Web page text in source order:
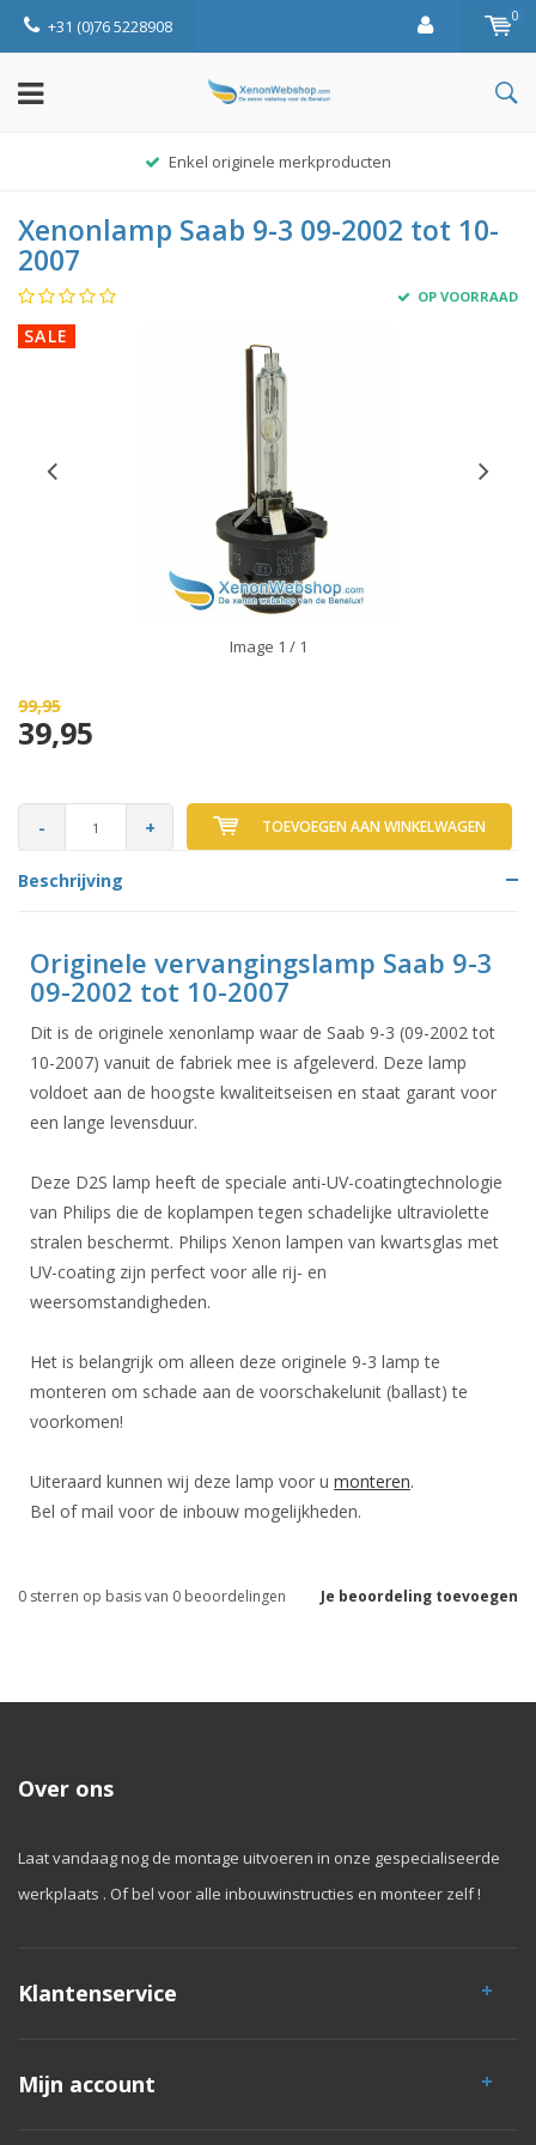
+31 (0)76 5228908 0
Enkel originele merkproducten
Xenonlamp Saab 9-3 09-2002 tot 10-
2007
OP VOORRAAD
SALE
Image 1 / 1
99,95
39,95
- + TOEVOEGEN AAN WINKELWAGEN
Beschrijving
Originele vervangingslamp Saab 9-3
09-2002 tot 10-2007
Dit is de originele xenonlamp waar de Saab 9-3 (09-2002 tot
10-2007) vanuit de fabriek mee is afgeleverd. Deze lamp
voldoet aan de hoogste kwaliteitseisen en staat garant voor
een lange levensduur.
Deze D2S lamp heeft de speciale anti-UV-coatingtechnologie
van Philips die de koplampen tegen schadelijke ultraviolette
stralen beschermt. Philips Xenon lampen van kwartsglas met
UV-coating zijn perfect voor alle rij- en
weersomstandigheden.
Het is belangrijk om alleen deze originele 9-3 lamp te
monteren om schade aan de voorschakelunit (ballast) te
voorkomen!
Uiteraard kunnen wij deze lamp voor u monteren.
Bel of mail voor de inbouw mogelijkheden.
Je beoordeling toevoegen
0 sterren op basis van 0 beoordelingen
Over ons
Laat vandaag nog de montage uitvoeren in onze gespecialiseerde
werkplaats . Of bel voor alle inbouwinstructies en monteer zelf !
Klantenservice
Mijn account